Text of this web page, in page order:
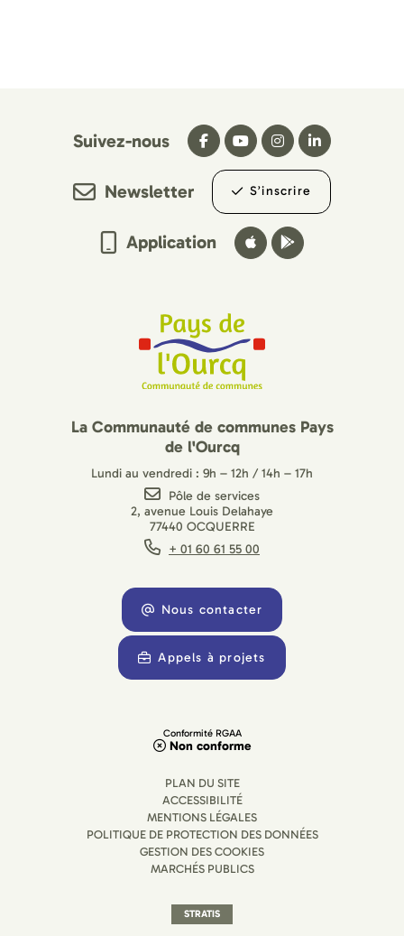
Suivez-nous
Newsletter S’inscrire
Application
La Communauté de communes Pays
de l'Ourcq
Lundi au vendredi : 9h – 12h / 14h – 17h
Pôle de services
2, avenue Louis Delahaye
77440 OCQUERRE
+ 01 60 61 55 00
Nous contacter
Appels à projets
Conformité RGAA
Non conforme
PLAN DU SITE
ACCESSIBILITÉ
MENTIONS LÉGALES
POLITIQUE DE PROTECTION DES DONNÉES
GESTION DES COOKIES
MARCHÉS PUBLICS
STRATIS